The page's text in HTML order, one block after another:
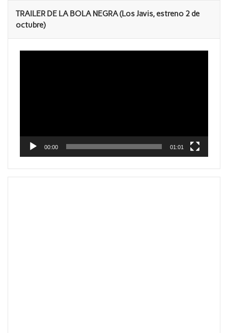
TRAILER DE LA BOLA NEGRA (Los Javis, estreno 2 de
octubre)
Reproductor
00:00 01:01